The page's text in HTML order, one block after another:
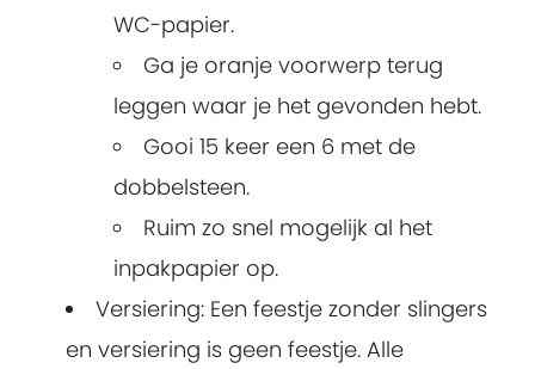
WC-papier.
Ga je oranje voorwerp terug
leggen waar je het gevonden hebt.
Gooi 15 keer een 6 met de
dobbelsteen.
Ruim zo snel mogelijk al het
inpakpapier op.
Versiering: Een feestje zonder slingers
en versiering is geen feestje. Alle